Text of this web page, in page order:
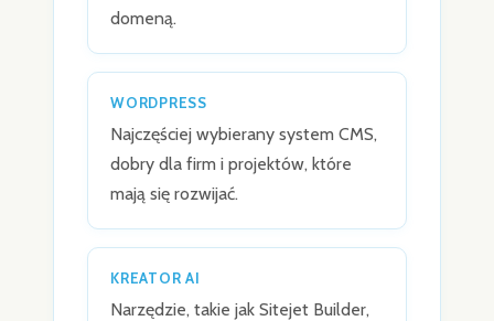
domeną.
WORDPRESS
Najczęściej wybierany system CMS,
dobry dla firm i projektów, które
mają się rozwijać.
KREATOR AI
Narzędzie, takie jak Sitejet Builder,